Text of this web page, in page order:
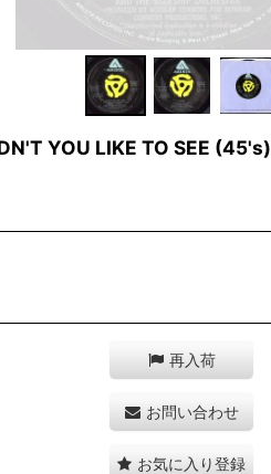
YOU LIKE TO SEE (45's)
再入荷
お問い合わせ
お気に入り登録